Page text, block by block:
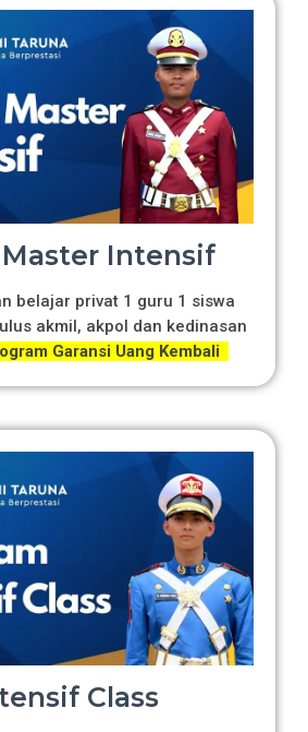
Intensif
belajar privat 1 guru 1 siswa
akmil, akpol dan kedinasan
Garansi Uang Kembali
Class